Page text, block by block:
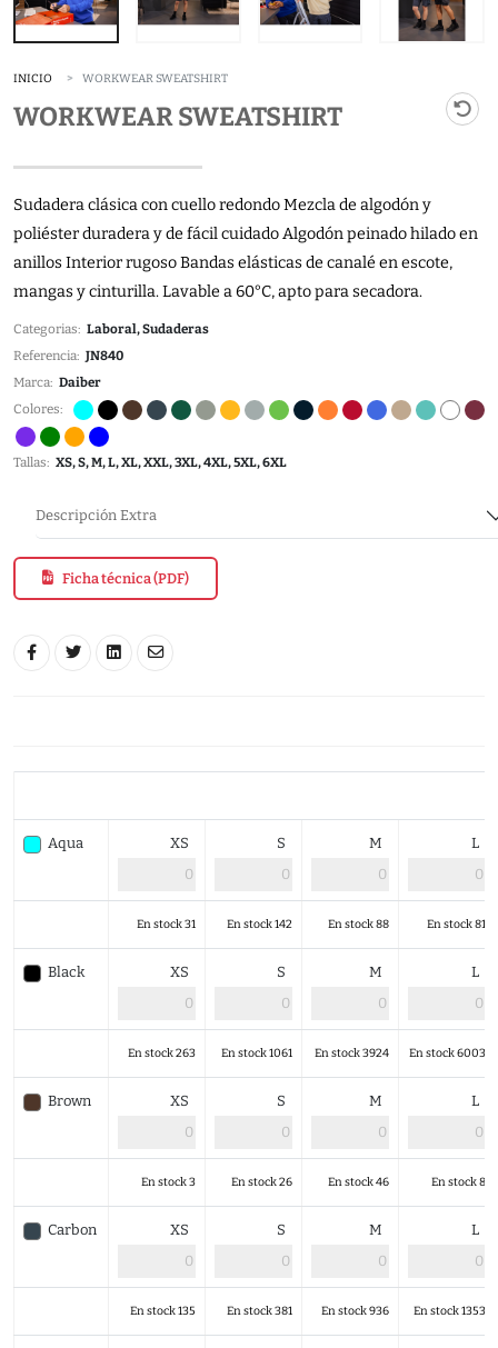
INICIO WORKWEAR SWEATSHIRT
WORKWEAR SWEATSHIRT
Sudadera clásica con cuello redondo Mezcla de algodón y
poliéster duradera y de fácil cuidado Algodón peinado hilado en
anillos Interior rugoso Bandas elásticas de canalé en escote,
mangas y cinturilla. Lavable a 60°C, apto para secadora.
Categorias: Laboral, Sudaderas
Referencia: JN840
Marca: Daiber
Colores:
Tallas: XS, S, M, L, XL, XXL, 3XL, 4XL, 5XL, 6XL
Descripción Extra
Ficha técnica (PDF)
Aqua XS S M L
En stock 31 En stock 142 En stock 88 En stock 81
Black XS S M L
En stock 263 En stock 1061 En stock 3924 En stock 6003
Brown XS S M L
En stock 3 En stock 26 En stock 46 En stock 8
Carbon XS S M L
En stock 135 En stock 381 En stock 936 En stock 1353